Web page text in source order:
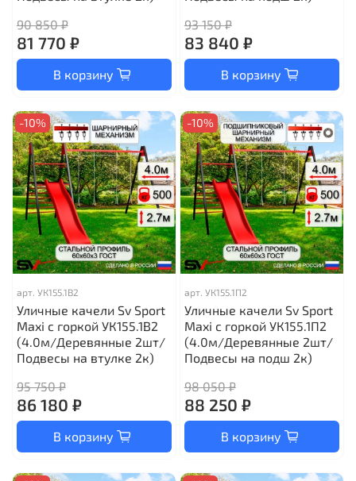
90 850 ₽
81 770 ₽
В корзину
93 150 ₽
83 840 ₽
В корзину
-10%
арт. УК155.1В2
Уличные качели Sv Sport
Maxi с горкой УК155.1В2
(4.0м/Деревянные 2шт/
Подвесы на втулке 2к)
95 750 ₽
86 180 ₽
В корзину
-10%
арт. УК155.1П2
Уличные качели Sv Sport
Maxi с горкой УК155.1П2
(4.0м/Деревянные 2шт/
Подвесы на подш 2к)
98 050 ₽
88 250 ₽
В корзину